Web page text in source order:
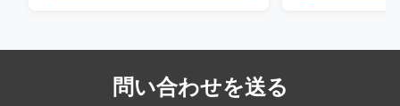
問い合わせを送る